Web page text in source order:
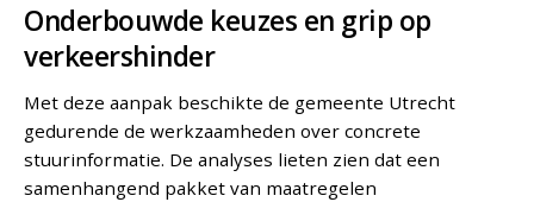
Onderbouwde keuzes en grip op
verkeershinder
Met deze aanpak beschikte de gemeente Utrecht
gedurende de werkzaamheden over concrete
stuurinformatie. De analyses lieten zien dat een
samenhangend pakket van maatregelen